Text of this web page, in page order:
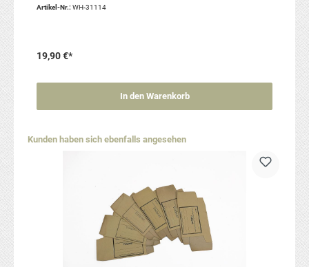
Artikel-Nr.: WH-31114
19,90 €*
In den Warenkorb
Produktgalerie überspringen
Kunden haben sich ebenfalls angesehen